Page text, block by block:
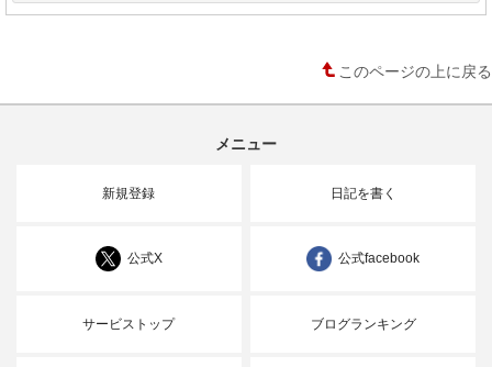
このページの上に戻る
メニュー
新規登録 日記を書く
公式X 公式facebook
サービストップ ブログランキング